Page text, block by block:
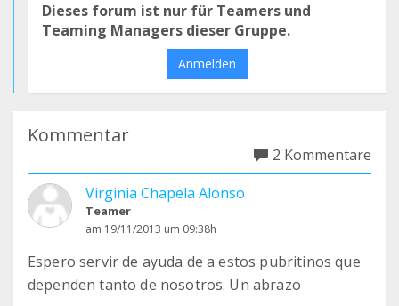
Dieses forum ist nur für Teamers und
Teaming Managers dieser Gruppe.
Anmelden
Kommentar
2 Kommentare
Virginia Chapela Alonso
Teamer
am 19/11/2013 um 09:38h
Espero servir de ayuda de a estos pubritinos que
dependen tanto de nosotros. Un abrazo